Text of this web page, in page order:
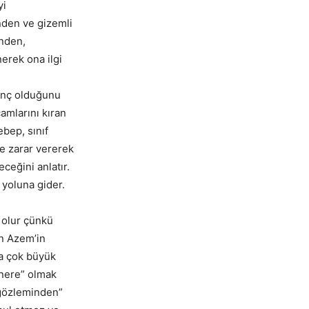
ve gizemli
ona ilgi
olduğunu
kıran
sınıf
zarar vererek
anlatır.
gider.
olur çünkü
Azem’in
çok büyük
olmak